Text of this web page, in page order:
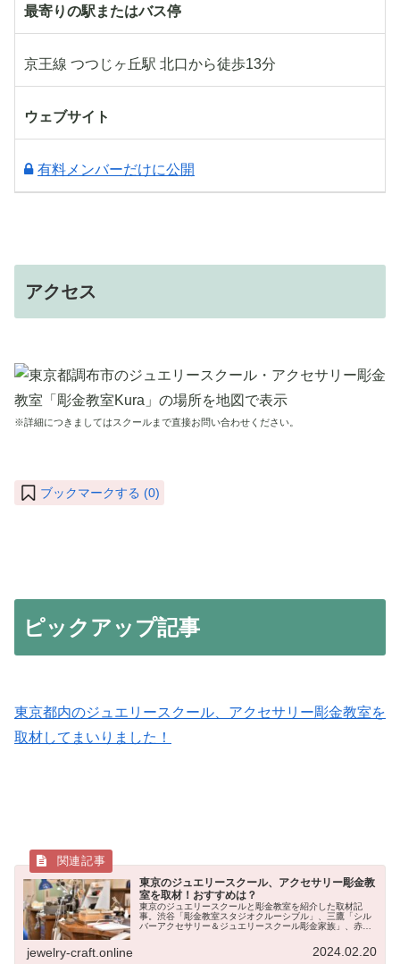
最寄りの駅またはバス停
京王線 つつじヶ丘駅 北口から徒歩13分
ウェブサイト
有料メンバーだけに公開
アクセス
※詳細につきましてはスクールまで直接お問い合わせください。
ブックマークする (0)
ピックアップ記事
東京都内のジュエリースクール、アクセサリー彫金教室を
取材してまいりました！
東京のジュエリースクール、アクセサリー彫金教
室を取材！おすすめは？
東京のジュエリースクールと彫金教室を紹介した取材記
事。渋谷「彫金教室スタジオクルーシブル」、三鷹「シル
バーアクセサリー＆ジュエリースクール彫金家族」、赤羽
Jewelry Arts（ダブ・アカデミー・オブ・ジュエリーアー
ツ）の4校を、現役のジュエリースクール講師が取材し、
jewelry-craft.online 2024.02.20